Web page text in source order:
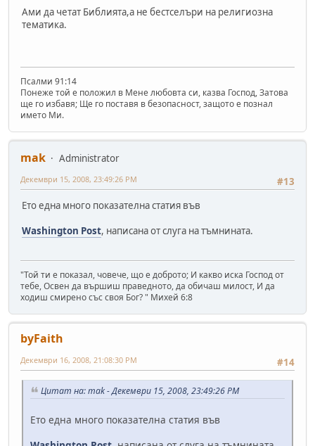
Ами да четат Библията,а не бестселъри на религиозна
тематика.
Псалми 91:14
Понеже той е положил в Мене любовта си, казва Господ, Затова
ще го избавя; Ще го поставя в безопасност, защото е познал
името Ми.
mak
Administrator
#13
Декември 15, 2008, 23:49:26 PM
Ето една много показателна статия във
Washington Post, написана от слуга на тъмнината.
"Той ти е показал, човече, що е доброто; И какво иска Господ от
тебе, Освен да вършиш праведното, да обичаш милост, И да
ходиш смирено със своя Бог? " Михей 6:8
byFaith
#14
Декември 16, 2008, 21:08:30 PM
Цитат на: mak - Декември 15, 2008, 23:49:26 PM
Ето една много показателна статия във